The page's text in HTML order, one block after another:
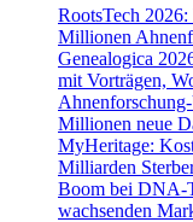
RootsTech
Millionen
Genealogica
mit Vorträgen,
Millionen neue
MyHeritage:
Milliarden
Boom bei DNA-
wachsenden